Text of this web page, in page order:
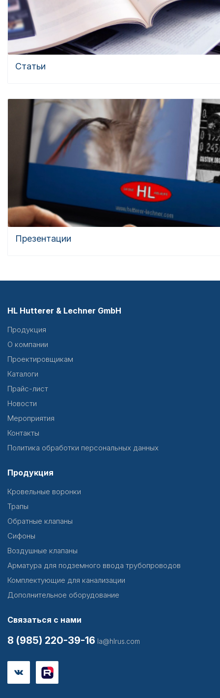
Статьи
Презентации
HL Hutterer & Lechner GmbH
Продукция
О компании
Проектировщикам
Каталоги
Прайс-лист
Новости
Мероприятия
Контакты
Политика обработки персональных данных
Продукция
Кровельные воронки
Трапы
Обратные клапаны
Сифоны
Воздушные клапаны
Арматура для подземного ввода трубопроводов
Комплектующие для канализации
Дополнительное оборудование
Связаться с нами
8 (985) 220-39-16 la@hlrus.com